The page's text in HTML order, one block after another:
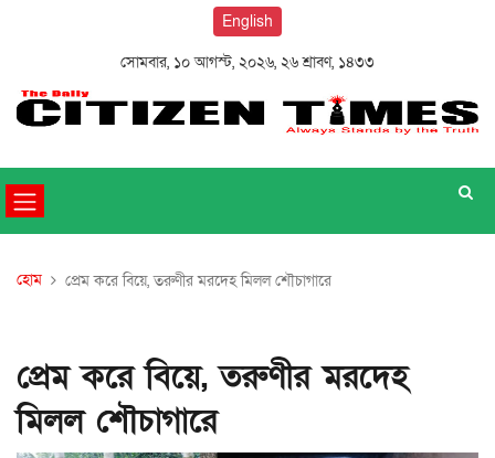
English
সোমবার, ১০ আগস্ট, ২০২৬, ২৬ শ্রাবণ, ১৪৩৩
হোম প্রেম করে বিয়ে, তরুণীর মরদেহ মিলল শৌচাগারে
প্রেম করে বিয়ে, তরুণীর মরদেহ
মিলল শৌচাগারে